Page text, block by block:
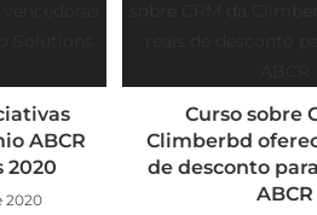
ABCR
2020
2020
Curso sobre
Climberbd
de desconto
ABCR